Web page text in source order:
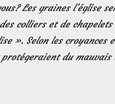
Les graines l’église
colliers et de chapelets
». Selon les croyances
protégeraient du